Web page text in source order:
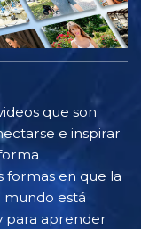
que son
e inspirar
formas en que la
está
para aprender